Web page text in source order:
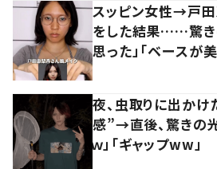
スッピン女性→戸
をした結果……驚き
思った」「ベースが美
夜、虫取りに出か
感”→直後、驚きの
ｗ」「ギャップww」